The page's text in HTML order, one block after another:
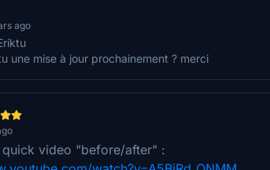
ago
une mise à jour prochainement ? merci
quick video "before/after" :